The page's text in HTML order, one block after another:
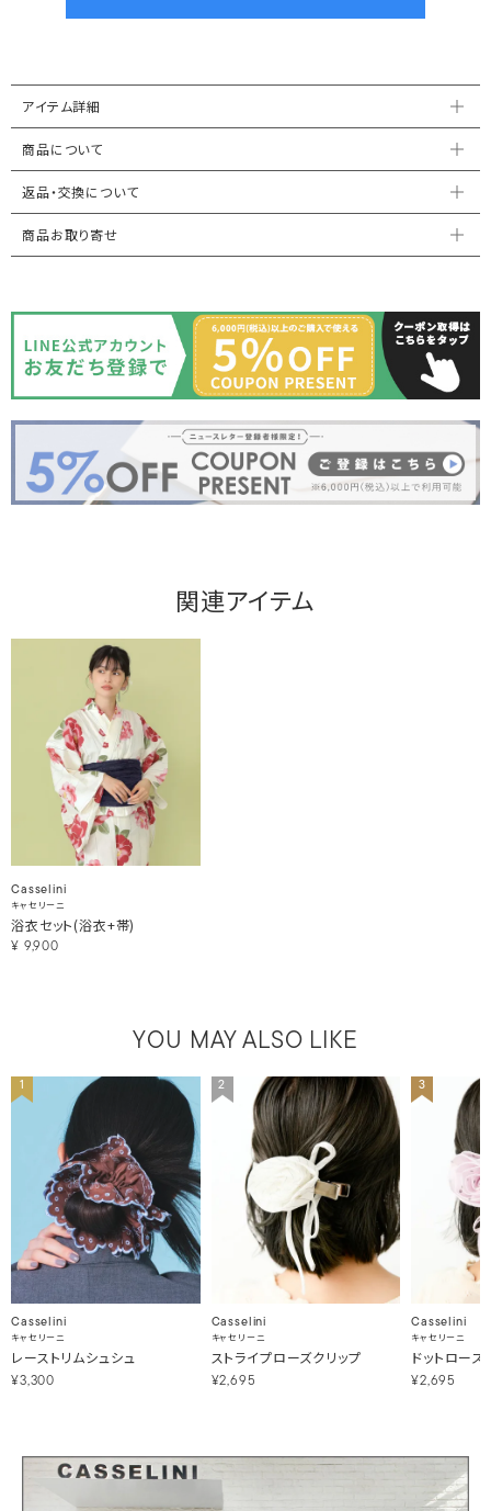
アイテム詳細
商品について
返品・交換について
商品お取り寄せ
関連アイテム
Casselini
キャセリーニ
浴衣セット(浴衣+帯)
¥ 9,900
YOU MAY ALSO LIKE
1
Casselini
キャセリーニ
レーストリムシュシュ
¥3,300
2
Casselini
キャセリーニ
ストライプローズクリップ
¥2,695
3
Casselini
キャセリーニ
ドットローズ
¥2,695